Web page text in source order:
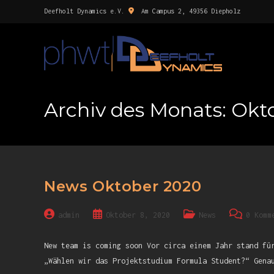
Deefholt Dynamics e.V. Am Campus 2, 49356 Diepholz
Archiv des Monats:
News Oktober 2020
admin Oktober 8, 2020 News 0
New team is coming soon Vor circa einem Jahr stand
„Wählen wir das Projektstudium Formula Student?“